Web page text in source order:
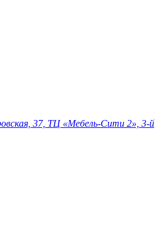
37, ТЦ «Мебель-Сити 2», 3-й